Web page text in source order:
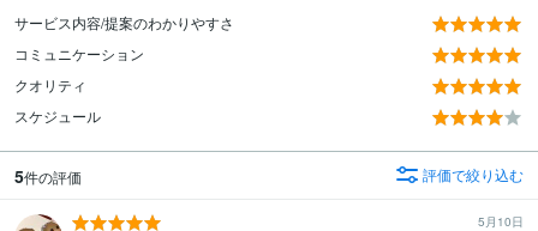
サービス内容/提案のわかりやすさ
コミュニケーション
クオリティ
スケジュール
5件の評価 評価で絞り込む
5月10日